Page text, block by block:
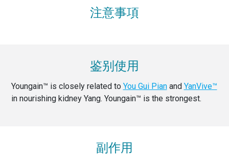
注意事項
鉴别使用
Youngain™ is closely related to You Gui Pianand YanVive™
in nourishing kidney Yang. Youngain™ is the strongest.
副作用